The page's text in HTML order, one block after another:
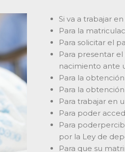
Si va a trabajar
Para la
Para solicitar el
Para presentar
nacimiento ante
Para la
Para la
Para trabajar en
Para poder
Para
por la Ley de
Para que su